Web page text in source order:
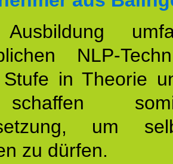
NLP-
in Theorie
um
zu dürfen.